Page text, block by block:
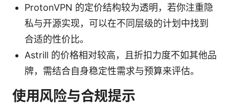
ProtonVPN 的定价结构较为透明，若你注重隐
私与开源实现，可以在不同层级的计划中找到
合适的性价比。
Astrill 的价格相对较高，且折扣力度不如其他品
牌，需结合自身稳定性需求与预算来评估。
使用风险与合规提示